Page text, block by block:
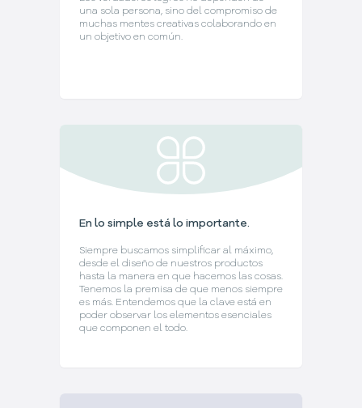
una sola persona, sino del compromiso de
muchas mentes creativas colaborando en
un objetivo en común.
En lo simple está lo importante.
Siempre buscamos simplificar al máximo,
desde el diseño de nuestros productos
hasta la manera en que hacemos las cosas.
Tenemos la premisa de que menos siempre
es más. Entendemos que la clave está en
poder observar los elementos esenciales
que componen el todo.